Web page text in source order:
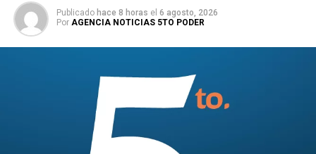
Publicado hace 8 horas el 6 agosto, 2026
Por AGENCIA NOTICIAS 5TO PODER